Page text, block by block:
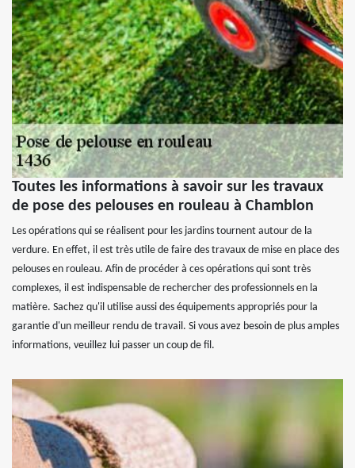
Toutes les informations à savoir sur les travaux
de pose des pelouses en rouleau à Chamblon
Les opérations qui se réalisent pour les jardins tournent autour de la
verdure. En effet, il est très utile de faire des travaux de mise en place des
pelouses en rouleau. Afin de procéder à ces opérations qui sont très
complexes, il est indispensable de rechercher des professionnels en la
matière. Sachez qu'il utilise aussi des équipements appropriés pour la
garantie d'un meilleur rendu de travail. Si vous avez besoin de plus amples
informations, veuillez lui passer un coup de fil.